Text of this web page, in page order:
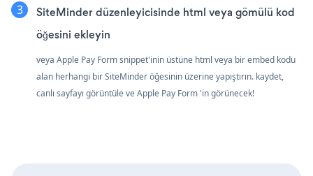
SiteMinder düzenleyicisinde html veya gömülü kod
öğesini ekleyin
veya Apple Pay Form snippet'inin üstüne html veya bir embed kodu
alan herhangi bir SiteMinder öğesinin üzerine yapıştırın. kaydet,
canlı sayfayı görüntüle ve Apple Pay Form 'in görünecek!